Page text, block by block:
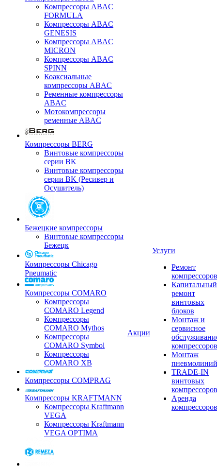
Компрессоры ABAC
FORMULA
Компрессоры ABAC
GENESIS
Компрессоры ABAC
MICRON
Компрессоры ABAC
SPINN
Коаксиальные
компрессоры ABAC
Ременные компрессоры
ABAC
Мотокомпрессоры
ременные ABAC
Компрессоры BERG
Винтовые компрессоры
серии BK
Винтовые компрессоры
серии BK (Ресивер и
Осушитель)
Бежецкие компрессоры
Винтовые компрессоры
Бежецк
Компрессоры Chicago
Pneumatic
Компрессоры COMARO
Компрессоры
COMARO Legend
Компрессоры
COMARO Mythos
Компрессоры
COMARO Symbol
Компрессоры
COMARO XB
Компрессоры COMPRAG
Компрессоры KRAFTMANN
Компрессоры Kraftmann
VEGA
Компрессоры Kraftmann
VEGA OPTIMA
Акции
Услуги
Ремонт
компрессоров
Капитальный
ремонт
винтовых
блоков
Монтаж и
сервисное
компрессоров
Монтаж
пневмолиний
TRADE-IN
винтовых
компрессоров
Аренда
компрессоров